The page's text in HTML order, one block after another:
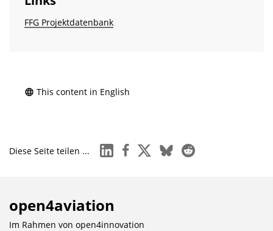
FFG Projektdatenbank
This content in English
Diese Seite teilen ... linkedinfacebook
x blueskyreddit
open4aviation
Im Rahmen von open4innovation